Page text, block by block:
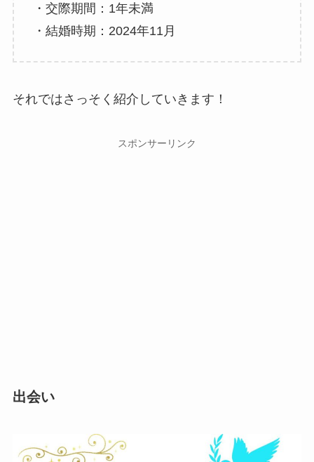
・交際期間：1年未満
・結婚時期：2024年11月
それではさっそく紹介していきます！
スポンサーリンク
出会い